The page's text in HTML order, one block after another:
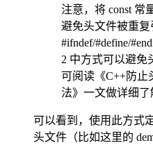
注意，将 const 常
避免头文件被重复
#ifndef/#define/
2 中方式可以避免
可阅读《C++防止
法》一文做详细了
可以看到，使用此方式
头文件（比如这里的